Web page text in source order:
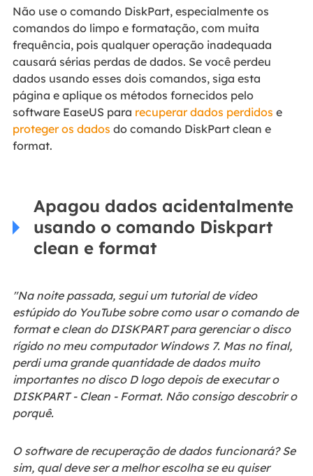
Não use o comando DiskPart, especialmente os
comandos do limpo e formatação, com muita
frequência, pois qualquer operação inadequada
causará sérias perdas de dados. Se você perdeu
dados usando esses dois comandos, siga esta
página e aplique os métodos fornecidos pelo
software EaseUS para recuperar dados perdidos e
proteger os dados do comando DiskPart clean e
format.
Apagou dados acidentalmente
usando o comando Diskpart
clean e format
"Na noite passada, segui um tutorial de vídeo
estúpido do YouTube sobre como usar o comando de
format e clean do DISKPART para gerenciar o disco
rígido no meu computador Windows 7. Mas no final,
perdi uma grande quantidade de dados muito
importantes no disco D logo depois de executar o
DISKPART - Clean - Format. Não consigo descobrir o
porquê.
O software de recuperação de dados funcionará? Se
sim, qual deve ser a melhor escolha se eu quiser